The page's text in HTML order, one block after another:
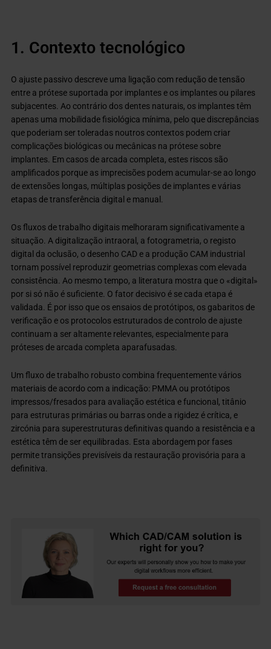
1. Contexto tecnológico
O ajuste passivo descreve uma ligação com redução de tensão
entre a prótese suportada por implantes e os implantes ou pilares
subjacentes. Ao contrário dos dentes naturais, os implantes têm
apenas uma mobilidade fisiológica mínima, pelo que discrepâncias
que poderiam ser toleradas noutros contextos podem criar
complicações biológicas ou mecânicas na prótese sobre
implantes. Em casos de arcada completa, estes riscos são
amplificados porque as imprecisões podem acumular-se ao longo
de extensões longas, múltiplas posições de implantes e várias
etapas de transferência digital e manual.
Os fluxos de trabalho digitais melhoraram significativamente a
situação. A digitalização intraoral, a fotogrametria, o registo
digital da oclusão, o desenho CAD e a produção CAM industrial
tornam possível reproduzir geometrias complexas com elevada
consistência. Ao mesmo tempo, a literatura mostra que o «digital»
por si só não é suficiente. O fator decisivo é se cada etapa é
validada. É por isso que os ensaios de protótipos, os gabaritos de
verificação e os protocolos estruturados de controlo de ajuste
continuam a ser altamente relevantes, especialmente para
próteses de arcada completa aparafusadas.
Um fluxo de trabalho robusto combina frequentemente vários
materiais de acordo com a indicação: PMMA ou protótipos
impressos/fresados para avaliação estética e funcional, titânio
para estruturas primárias ou barras onde a rigidez é crítica, e
zircónia para superestruturas definitivas quando a resistência e a
estética têm de ser equilibradas. Esta abordagem por fases
permite transições previsíveis da restauração provisória para a
definitiva.